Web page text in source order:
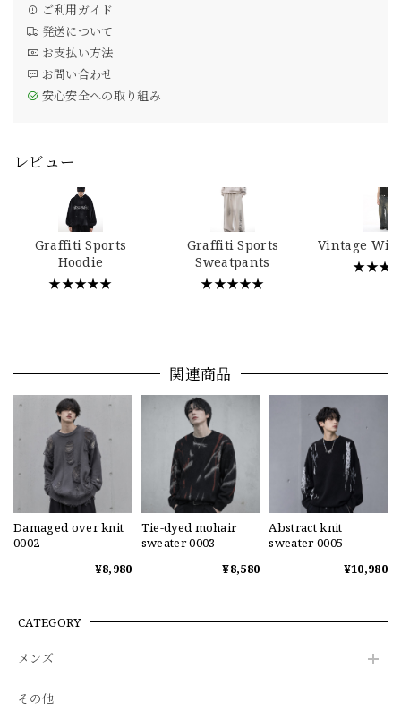
ご利用ガイド
発送について
お支払い方法
お問い合わせ
安心安全への取り組み
レビュー
Graffiti Sports
Hoodie
★★★★★
Graffiti Sports
Sweatpants
★★★★★
Vintage
関連商品
Damaged over knit
0002
¥8,980
Tie-dyed mohair
sweater 0003
¥8,580
Abstract knit
sweater 0005
¥10,980
CATEGORY
メンズ
その他